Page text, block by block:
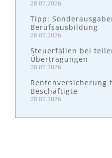
28.07.2026
Tipp:
Berufsausbildung
28.07.2026
Steuerfallen bei
Übertragungen
28.07.2026
Rentenversicherung
Beschäftigte
28.07.2026